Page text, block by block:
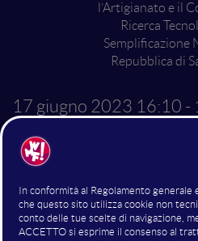
l’Artigianato e il
Ricerca
Semplificazione
Repubblica di
17 giugno 2023 16:10 -
San Marino,
innovazione